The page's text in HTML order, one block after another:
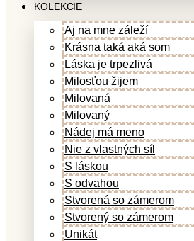
KOLEKCIE
Aj na mne záleží
Krásna taká aká som
Láska je trpezlivá
Milosťou žijem
Milovaná
Milovaný
Nádej má meno
Nie z vlastných síl
S láskou
S odvahou
Stvorená so zámerom
Stvorený so zámerom
Unikát